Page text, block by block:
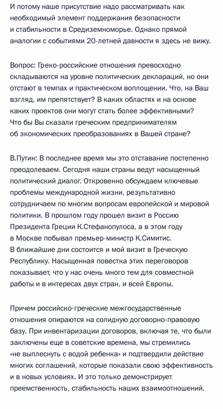
И потому наше присутствие надо рассматривать как
необходимый элемент поддержания безопасности
и стабильности в Средиземноморье. Однако прямой
аналогии с событиями 20-летней давности я здесь не вижу.
Вопрос: Греко-российские отношения превосходно
складываются на уровне политических деклараций, но они
отстают в темпах и практическом воплощении. Что, на Ваш
взгляд, им препятствует? В каких областях и на основе
каких проектов они могут стать более эффективными?
Что бы Вы сказали греческим предпринимателям
об экономических преобразованиях в Вашей стране?
В.Путин: В последнее время мы это отставание постепенно
преодолеваем. Сегодня наши страны ведут насыщенный
политический диалог. Откровенно обсуждаем ключевые
проблемы международной жизни, результативно
сотрудничаем по многим вопросам европейской и мировой
политики. В прошлом году прошел визит в Россию
Президента Греции К.Стефанопулоса, а в этом году
в Москве побывал премьер-министр К.Симитис.
В ближайшие дни состоится и мой визит в Греческую
Республику. Насыщенная повестка этих переговоров
показывает, что у нас очень много тем для совместной
работы и в интересах двух стран, и всей Европы.
Причем российско-греческие межгосударственные
отношения опираются на солидную договорно-правовую
базу. При инвентаризации договоров, включая те, что были
заключены еще в советские времена, мы стремились
«не выплеснуть с водой ребенка» и подтвердили действие
многих соглашений, которые показали свою эффективность
и в новых условиях. И это только демонстрирует
преемственность, стабильность наших взаимоотношений.